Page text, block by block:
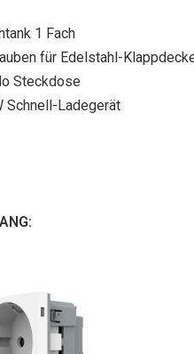
1 Fach
für Edelstahl-
Steckdose
Schnell-Ladegerät